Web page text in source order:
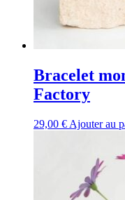
Bracelet
Factory
29,00 € Ajouter au